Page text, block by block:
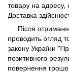
товару на адресу,
Доставка
Після
проводить огляд
закону України
позитивного
повернення